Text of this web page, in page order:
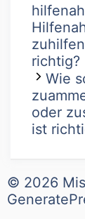
richtig?
Wie
oder
ist
© 2026